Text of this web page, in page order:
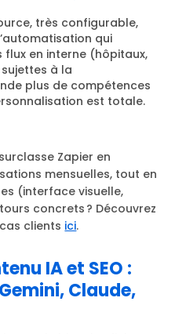
très configurable,
qui
en interne (hôpitaux,
à la
plus de compétences
est totale.
Zapier en
mensuelles, tout en
(interface visuelle,
concrets ? Découvrez
clients ici.
IA et SEO :
Claude,